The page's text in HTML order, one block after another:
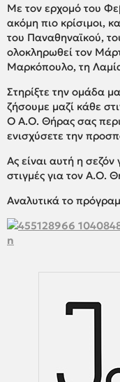
Με τον ερχομό του
ακόμη πιο κρίσιμοι,
του Παναθηναϊκού,
ολοκληρωθεί τον
Μαρκόπουλο, τη
Στηρίξτε την ομάδα
ζήσουμε μαζί κάθε
Ο Α.Ο. Θήρας σας
ενισχύσετε την
Ας είναι αυτή η σεζόν
στιγμές για τον Α.Ο.
Αναλυτικά το